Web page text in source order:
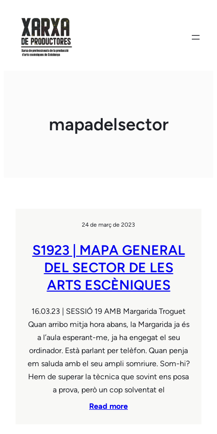
contingut
mapadelsector
24 de març de 2023
S1923 | MAPA GENERAL
DEL SECTOR DE LES
ARTS ESCÈNIQUES
16.03.23 | SESSIÓ 19 AMB Margarida Troguet
Quan arribo mitja hora abans, la Margarida ja és
a l’aula esperant-me, ja ha engegat el seu
ordinador. Està parlant per telèfon. Quan penja
em saluda amb el seu ampli somriure. Som-hi?
Hem de superar la tècnica que sovint ens posa
a prova, però un cop solventat el
Read more